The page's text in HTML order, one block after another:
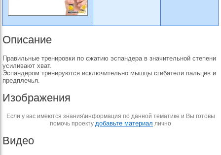
Описание
Правильные тренировки по сжатию эспандера в значительной степени
усиливают хват.
Эспандером тренируются исключительно мышцы сгибатели пальцев и
предплечья.
Изображения
Если у вас имеются знания\информация по данной тематике и Вы готовы
помочь проекту добавьте материал лично
Видео